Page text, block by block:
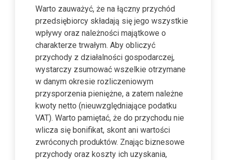
Warto zauważyć, że na łączny przychód
przedsiębiorcy składają się jego wszystkie
wpływy oraz należności majątkowe o
charakterze trwałym. Aby obliczyć
przychody z działalności gospodarczej,
wystarczy zsumować wszelkie otrzymane
w danym okresie rozliczeniowym
przysporzenia pieniężne, a zatem należne
kwoty netto (nieuwzględniające podatku
VAT). Warto pamiętać, że do przychodu nie
wlicza się bonifikat, skont ani wartości
zwróconych produktów. Znając biznesowe
przychody oraz koszty ich uzyskania,